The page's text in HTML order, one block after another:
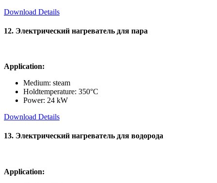
Download Details
12. Электрический нагреватель для пара
Application:
Medium: steam
Holdtemperature: 350°C
Power: 24 kW
Download Details
13. Электрический нагреватель для водорода
Application: